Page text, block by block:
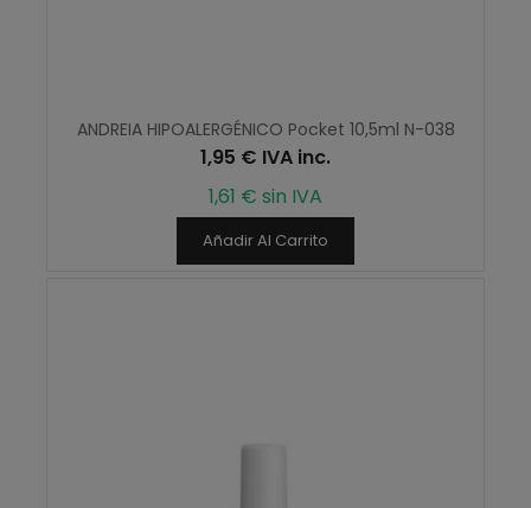
ANDREIA HIPOALERGÉNICO Pocket 10,5ml N-038
1,95 € IVA inc.
1,61 € sin IVA
Añadir Al Carrito